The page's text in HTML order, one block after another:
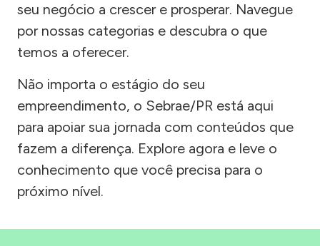
seu negócio a crescer e prosperar. Navegue
por nossas categorias e descubra o que
temos a oferecer.
Não importa o estágio do seu
empreendimento, o Sebrae/PR está aqui
para apoiar sua jornada com conteúdos que
fazem a diferença. Explore agora e leve o
conhecimento que você precisa para o
próximo nível.